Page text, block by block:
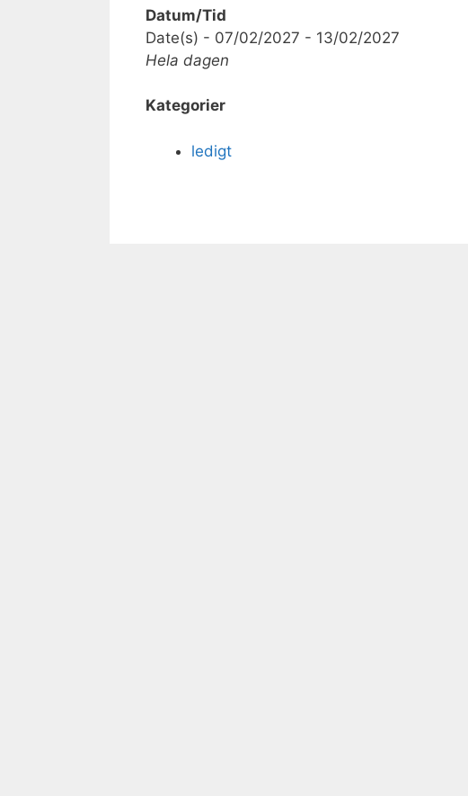
Datum/Tid
Date(s) - 07/02/2027 - 13/02/2027
Hela dagen
Kategorier
ledigt